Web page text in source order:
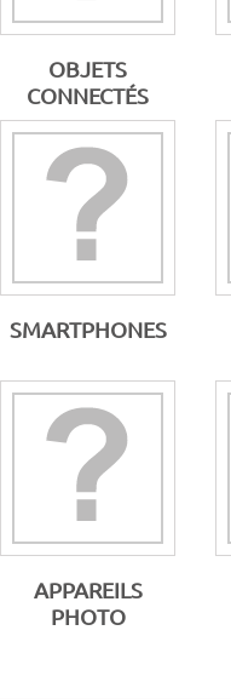
OBJETS
CONNECTÉS
SMARTPHONES
APPAREILS
PHOTO